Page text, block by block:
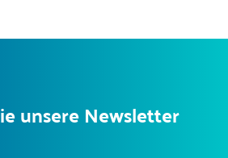
unsere Newsletter